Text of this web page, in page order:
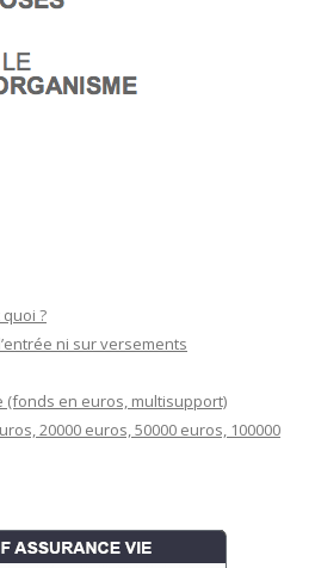
?
ni sur versements
(fonds en euros, multisupport)
20000 euros, 50000 euros, 100000